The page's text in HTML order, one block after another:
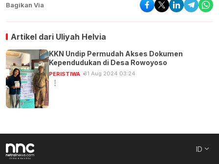
Bagikan Via
Artikel dari Uliyah Helvia
KKN Undip Permudah Akses Dokumen
Kependudukan di Desa Rowoyoso
PERISTIWA 31 Aug 2024 03:24
ID